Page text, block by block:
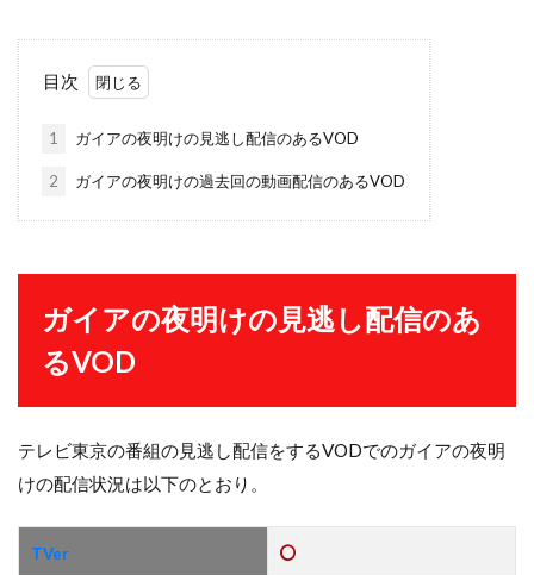
目次
1 ガイアの夜明けの見逃し配信のあるVOD
2 ガイアの夜明けの過去回の動画配信のあるVOD
ガイアの夜明けの見逃し配信のあ
るVOD
テレビ東京の番組の見逃し配信をするVODでのガイアの夜明
けの配信状況は以下のとおり。
TVer